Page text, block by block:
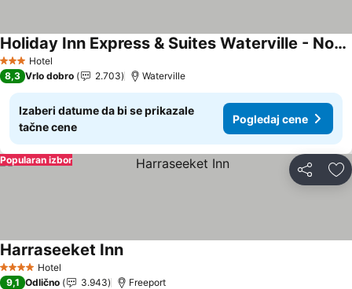
3 Zvezdice
Hotel
Holiday Inn Express & Suites Waterville - North By Ihg
8,3 Vrlo dobro 2.703 Waterville
Izaberi datume da bi se prikazale
tačne cene
Pogledaj cene
Deli
Popularan izbor
4 ZvezdiceHotel
Harraseeket Inn
9,1 Odlično 3.943 Freeport